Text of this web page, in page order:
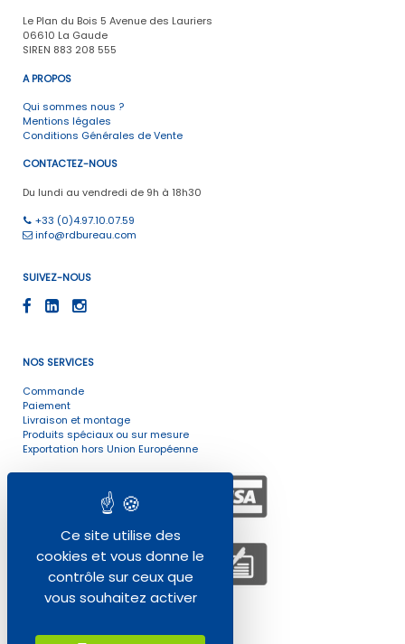
Le Plan du Bois 5 Avenue des Lauriers
06610 La Gaude
SIREN 883 208 555
A PROPOS
Qui sommes nous ?
Mentions légales
Conditions Générales de Vente
CONTACTEZ-NOUS
Du lundi au vendredi de 9h à 18h30
+33 (0)4.97.10.07.59
info@rdbureau.com
SUIVEZ-NOUS
NOS SERVICES
Commande
Paiement
Livraison et montage
Produits spéciaux ou sur mesure
Exportation hors Union Européenne
Ce site utilise des
cookies et vous donne le
contrôle sur ceux que
vous souhaitez activer